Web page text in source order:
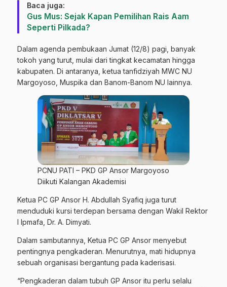
Baca juga:
Gus Mus: Sejak Kapan Pemilihan Rais Aam
Seperti Pilkada?
Dalam agenda pembukaan Jumat (12/8) pagi, banyak
tokoh yang turut, mulai dari tingkat kecamatan hingga
kabupaten. Di antaranya, ketua tanfidziyah MWC NU
Margoyoso, Muspika dan Banom-Banom NU lainnya.
PCNU PATI – PKD GP Ansor Margoyoso
Diikuti Kalangan Akademisi
Ketua PC GP Ansor H. Abdullah Syafiq juga turut
menduduki kursi terdepan bersama dengan Wakil Rektor
I Ipmafa, Dr. A. Dimyati.
Dalam sambutannya, Ketua PC GP Ansor menyebut
pentingnya pengkaderan. Menurutnya, mati hidupnya
sebuah organisasi bergantung pada kaderisasi.
“Pengkaderan dalam tubuh GP Ansor itu perlu selalu